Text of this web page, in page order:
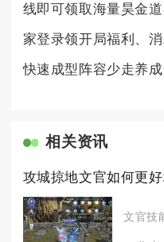
线即可领取海量昊金
家登录领开局福利、
快速成型阵容少走养成
相关资讯
攻城掠地文官如何更
文官技